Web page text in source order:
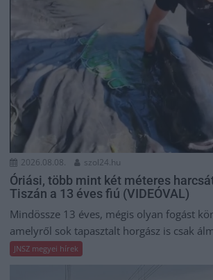
2026.08.08. szol24.hu
Óriási, több mint két méteres
Tiszán a 13 éves fiú (VIDEÓVAL)
Mindössze 13 éves, mégis olyan fogást
amelyről sok tapasztalt horgász is csak
JNSZ megyei hírek